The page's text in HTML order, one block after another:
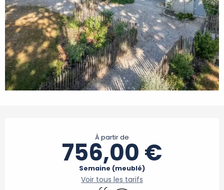
À partir de
756,00 €
Semaine (meublé)
Voir tous les tarifs